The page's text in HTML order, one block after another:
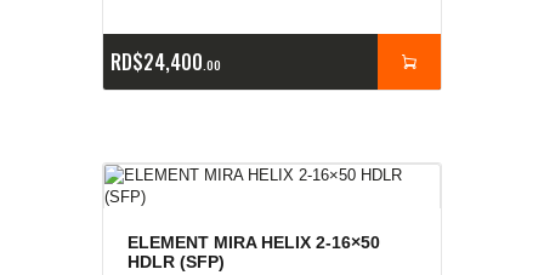
RD$24,400 00
ELEMENT MIRA HELIX 2-16×50
HDLR (SFP)